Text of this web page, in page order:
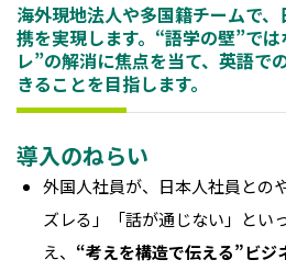
海外現地法人や多国籍チームで
携を実現します。“語学の壁”で
レ”の解消に焦点を当て、英語で
きることを目指します。
導入のねらい
外国人社員が、日本人社員との
ズレる」「話が通じない」とい
え、 “考えを構造で伝える”ビジ